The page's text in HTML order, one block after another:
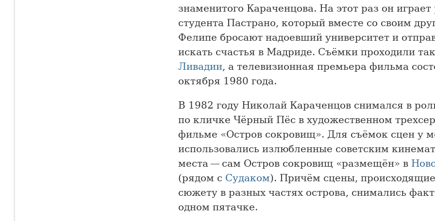
знаменитого Караченцова. На этот раз он играет
студента Пастрано, который вместе со своим
Фелипе бросают надоевший университет и
искать счастья в Мадриде. Съёмки проходили
Ливадии, а телевизионная премьера фильма
октября 1980 года.
В 1982 году Николай Караченцов снимался в
по кличке Чёрный Пёс в художественном
фильме «Остров сокровищ». Для съёмок сцен у
использовались излюбленные советским
места — сам Остров сокровищ «размещён» в
(рядом с Судаком). Причём сцены,
сюжету в разных частях острова, снимались
одном пятачке.